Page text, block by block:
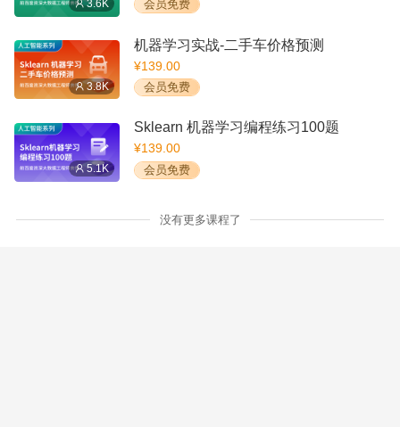
3.6K 会员免费
3.8K
机器学习实战-二手车价格预测
¥139.00
会员免费
5.1K
Sklearn 机器学习编程练习100题
¥139.00
会员免费
没有更多课程了